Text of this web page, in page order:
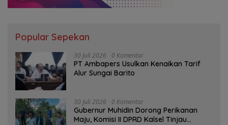
Popular Sepekan
30 Juli 2026 0 Komentar
PT Ambapers Usulkan Kenaikan Tarif
Alur Sungai Barito
30 Juli 2026 0 Komentar
Gubernur Muhidin Dorong Perikanan
Maju, Komisi II DPRD Kalsel Tinjau